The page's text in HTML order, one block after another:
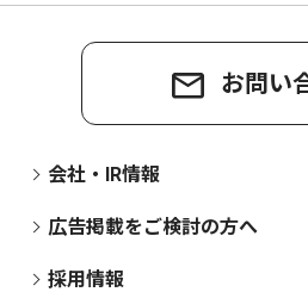
お問い
会社・IR情報
広告掲載をご検討の方へ
採用情報